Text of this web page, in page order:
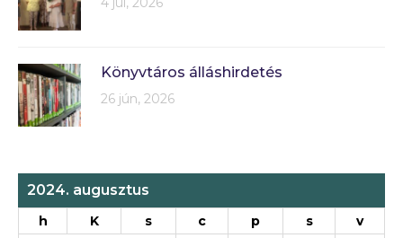
Könyvtáros álláshirdetés
26 jún, 2026
2024. augusztus
h K s c p s
v